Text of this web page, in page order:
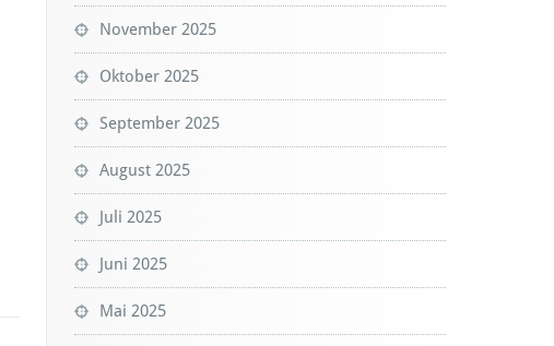
November 2025
Oktober 2025
September 2025
August 2025
Juli 2025
Juni 2025
Mai 2025